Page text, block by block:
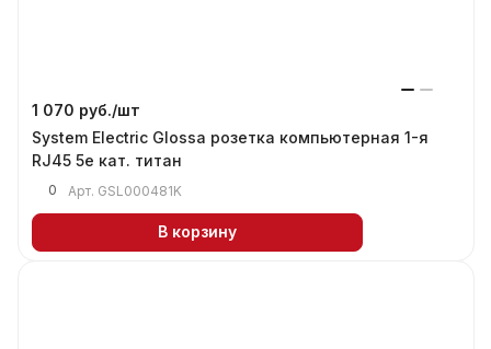
1 070 руб./шт
System Electric Glossa розетка компьютерная 1-я
RJ45 5е кат. титан
0 Арт. GSL000481K
В корзину